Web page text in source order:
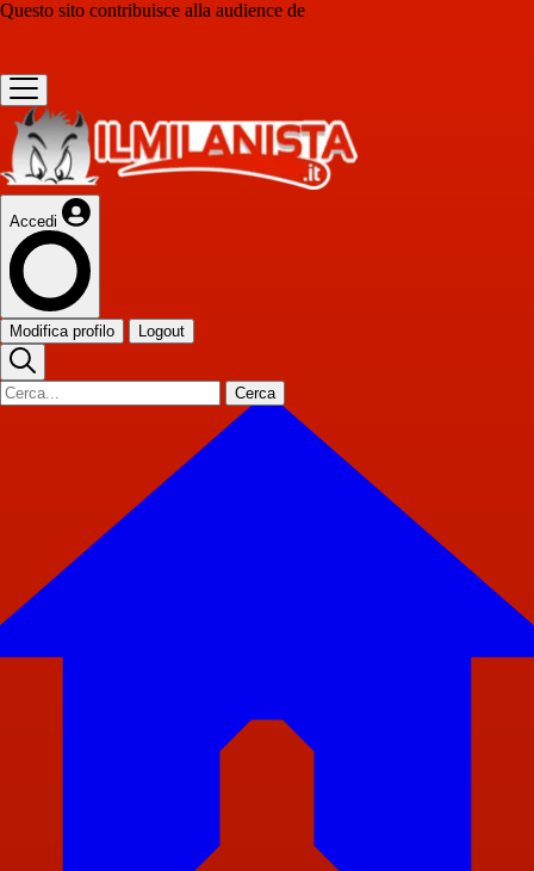
Questo sito contribuisce alla audience de
Accedi
Modifica profilo Logout
Cerca